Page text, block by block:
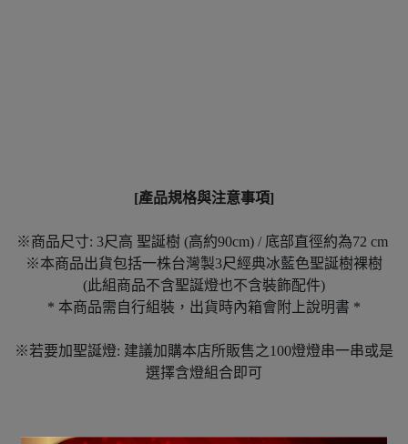
[產品規格與注意事項]
※商品尺寸: 3尺高 聖誕樹 (高約90cm) / 底部直徑約為72 cm
※本商品出貨包括一株台灣製3尺經典冰藍色聖誕樹裸樹
(此組商品不含聖誕燈也不含裝飾配件)
* 本商品需自行組裝，出貨時內箱會附上說明書 *
※若要加聖誕燈: 建議加購本店所販售之100燈燈串一串或是
選擇含燈組合即可